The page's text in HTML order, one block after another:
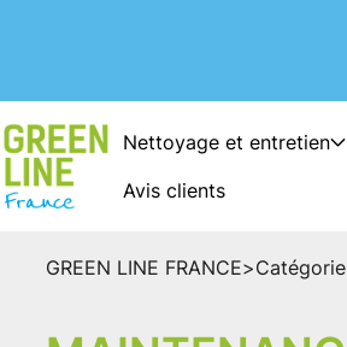
Nettoyage et entretien
Avis clients
GREEN LINE FRANCE>